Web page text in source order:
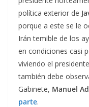
política exterior de
porque a este se le
Irán temible de los
en condiciones casi
viviendo el
también debe
Gabinete, Manuel
parte.